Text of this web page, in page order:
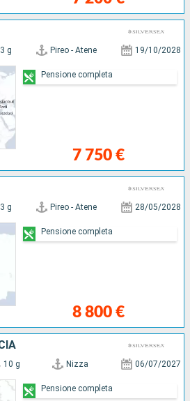
g Pireo - Atene 19/10/2028
7 750 €
Pensione completa
g Pireo - Atene 28/05/2028
8 800 €
Pensione completa
10 g Nizza 06/07/2027
Pensione completa